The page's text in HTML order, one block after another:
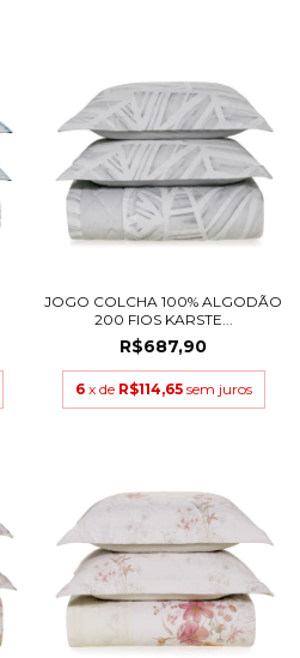
JOGO COLCHA 100% ALGODÃO
200 FIOS KARSTE...
R$687,90
6 x de R$114,65 sem juros